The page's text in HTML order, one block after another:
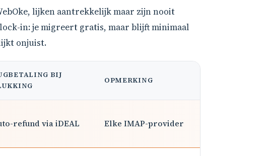
lijken aantrekkelijk maar zijn nooit
in: je migreert gratis, maar blijft minimaal
onjuist.
BIJ
OPMERKING
refund via iDEAL Elke IMAP-provider